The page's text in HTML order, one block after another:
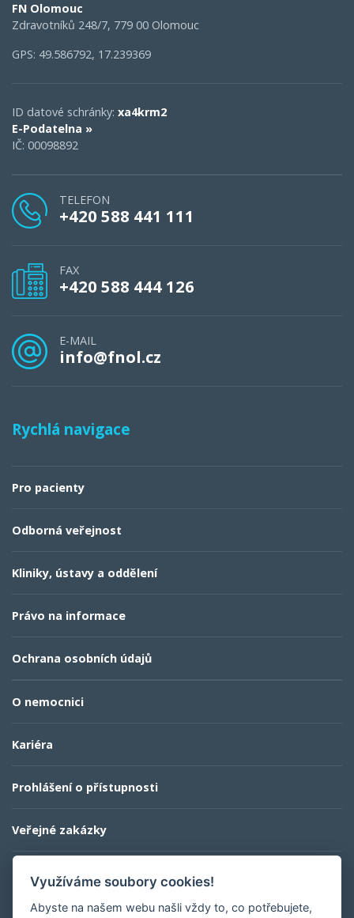
FN Olomouc
Zdravotníků 248/7, 779 00 Olomouc
GPS: 49.586792, 17.239369
ID datové schránky: xa4krm2
E-Podatelna »
IČ: 00098892
TELEFON
+420 588 441 111
FAX
+420 588 444 126
E-MAIL
info@fnol.cz
Rychlá navigace
Pro pacienty
Odborná veřejnost
Kliniky, ústavy a oddělení
Právo na informace
Ochrana osobních údajů
O nemocnici
Kariéra
Prohlášení o přístupnosti
Veřejné zakázky
Kontaktní informace
Využíváme soubory cookies!
Abyste na našem webu našli vždy to, co potřebujete,